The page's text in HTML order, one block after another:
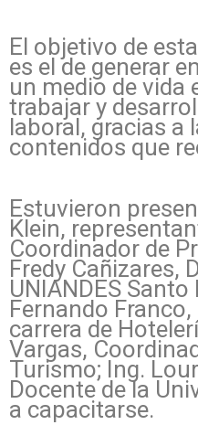
El objetivo de
es el de generar
un medio de vida
trabajar y
laboral, gracias a
contenidos que
Estuvieron
Klein,
Coordinador de
Fredy Cañizares,
UNIANDES
Fernando
carrera de
Vargas,
Turismo; Ing.
Docente de la
a capacitarse.